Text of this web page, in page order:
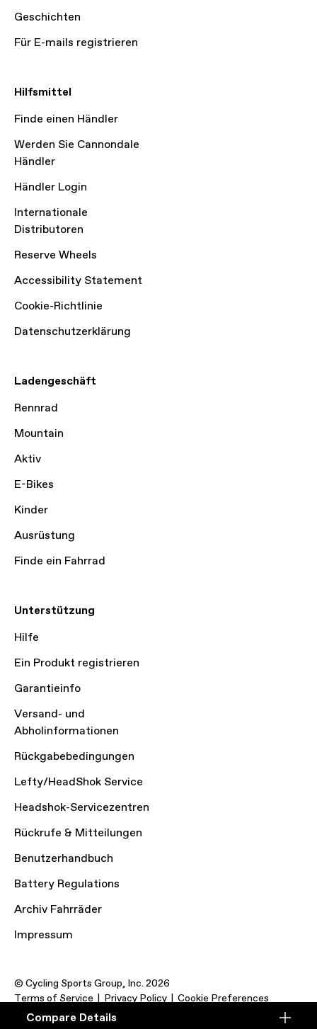
Compare
Compare Details
Geschichten
Für E-mails registrieren
Hilfsmittel
Finde einen Händler
Werden Sie Cannondale
Händler
Händler Login
Internationale
Distributoren
Reserve Wheels
Accessibility Statement
Cookie-Richtlinie
Datenschutzerklärung
Ladengeschäft
Rennrad
Mountain
Aktiv
E-Bikes
Kinder
Ausrüstung
Finde ein Fahrrad
Unterstützung
Hilfe
Ein Produkt registrieren
Garantieinfo
Versand- und
Abholinformationen
Rückgabebedingungen
Lefty/HeadShok Service
Headshok-Servicezentren
Rückrufe & Mitteilungen
Benutzerhandbuch
Battery Regulations
Archiv Fahrräder
Impressum
© Cycling Sports Group, Inc. 2026
Terms of Service
Privacy Policy Cookie Preferences